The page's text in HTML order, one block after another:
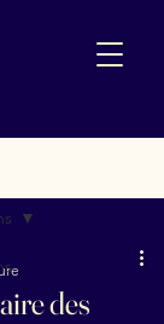
des